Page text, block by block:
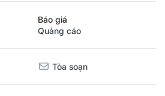
Báo giá
Quảng cáo
Tòa soạn